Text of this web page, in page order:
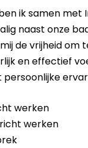
ik samen
naast onze
de vrijheid om
en effectief
werken
werken